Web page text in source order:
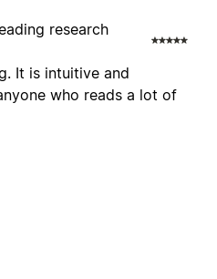
research
It is intuitive and
who reads a lot of